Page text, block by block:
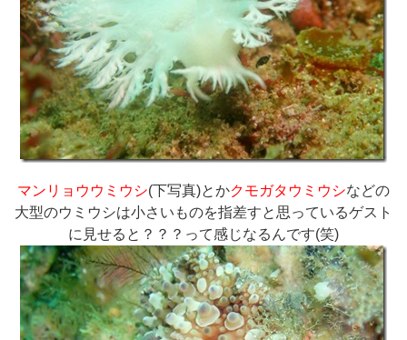
マンリョウウミウシ(下写真)とかクモガタウミウシなどの
大型のウミウシは小さいものを指差すと思っているゲスト
に見せると？？？って感じなるんです(笑)